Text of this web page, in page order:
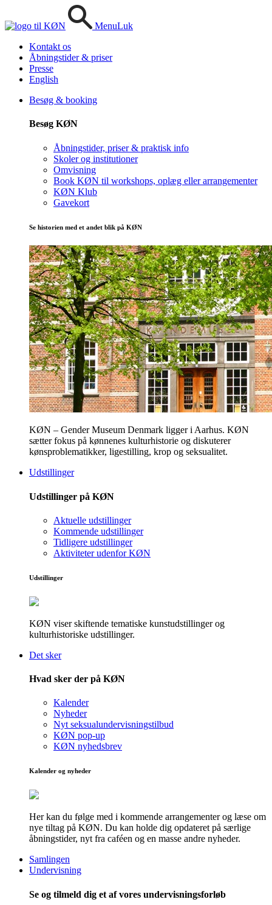
MenuLuk
Kontakt os
Åbningstider & priser
Presse
English
Besøg & booking
Besøg KØN
Åbningstider, priser & praktisk info
Skoler og institutioner
Omvisning
Book KØN til workshops, oplæg eller arrangementer
KØN Klub
Gavekort
Se historien med et andet blik på KØN
KØN – Gender Museum Denmark ligger i Aarhus. KØN
sætter fokus på kønnenes kulturhistorie og diskuterer
kønsproblematikker, ligestilling, krop og seksualitet.
Udstillinger
Udstillinger på KØN
Aktuelle udstillinger
Kommende udstillinger
Tidligere udstillinger
Aktiviteter udenfor KØN
Udstillinger
KØN viser skiftende tematiske kunstudstillinger og
kulturhistoriske udstillinger.
Det sker
Hvad sker der på KØN
Kalender
Nyheder
Nyt seksualundervisningstilbud
KØN pop-up
KØN nyhedsbrev
Kalender og nyheder
Her kan du følge med i kommende arrangementer og læse om
nye tiltag på KØN. Du kan holde dig opdateret på særlige
åbningstider, nyt fra caféen og en masse andre nyheder.
Samlingen
Undervisning
Se og tilmeld dig et af vores undervisningsforløb